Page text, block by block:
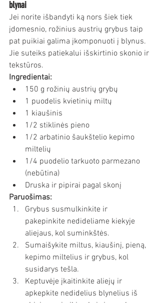
blynai
Jei norite išbandyti ką nors šiek tiek
įdomesnio, rožinius austrių grybus taip
pat puikiai galima įkomponuoti į blynus.
Jie suteiks patiekalui išskirtinio skonio ir
tekstūros.
Ingredientai:
150 g rožinių austrių grybų
1 puodelis kvietinių miltų
1 kiaušinis
1/2 stiklinės pieno
1/2 arbatinio šaukštelio kepimo
miltelių
1/4 puodelio tarkuoto parmezano
(nebūtina)
Druska ir pipirai pagal skonį
Paruošimas:
Grybus susmulkinkite ir
pakepinkite nedideliame kiekyje
aliejaus, kol suminkštės.
Sumaišykite miltus, kiaušinį, pieną,
kepimo miltelius ir grybus, kol
susidarys tešla.
Keptuvėje įkaitinkite aliejų ir
apkepkite nedidelius blynelius iš